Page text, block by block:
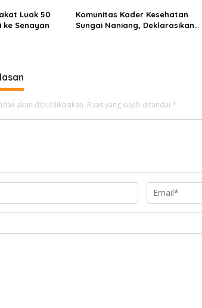
Luak 50
ke Senayan
Komunitas Kader Kesehatan
Sungai Naniang, Deklarasikan
akan dipublikasikan. Ruas yang wajib ditandai *